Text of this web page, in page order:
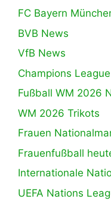
FC Bayern
BVB News
VfB News
Champions
Fußball WM 2026
WM 2026 Trikots
Frauen
Frauenfußball
Internationale
UEFA Nations